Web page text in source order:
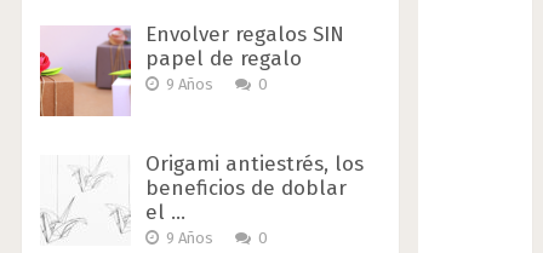
Envolver regalos SIN
papel de regalo
9 Años 0
Origami antiestrés, los
beneficios de doblar
el …
9 Años 0